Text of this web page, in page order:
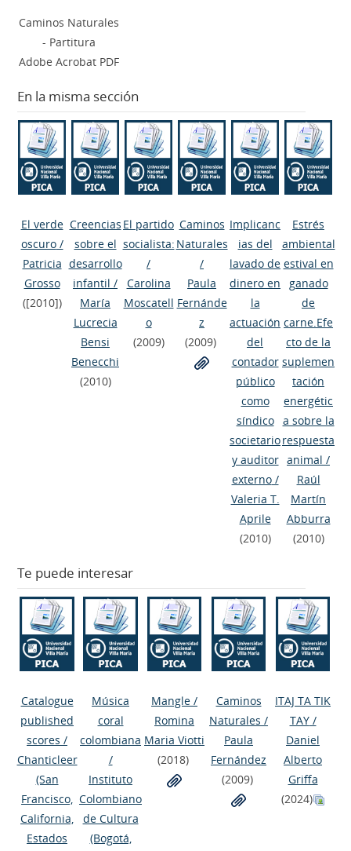
Caminos Naturales
- Partitura
Adobe Acrobat PDF
En la misma sección
El verde
oscuro/
Patricia
Grosso
([2010])
Creencias
sobre el
desarrollo
infantil /
María
Lucrecia
Bensi
Benecchi
(2010)
El partido
socialista:
/
Carolina
Moscatell
o
(2009)
Caminos
Naturales
/
Paula
Fernánde
z
(2009)
Implicanc
ias del
lavado de
dinero en
la
actuación
del
contador
público
como
síndico
societario
y auditor
externo/
Valeria T.
Aprile
(2010)
Estrés
ambiental
estival en
ganado
de
carne.Efe
cto de la
suplemen
tación
energétic
a sobre la
respuesta
animal /
Raúl
Martín
Abburra
(2010)
Te puede interesar
Catalogue
published
scores /
Chanticleer
(San
Francisco,
California,
Estados
Música
coral
colombiana
/
Instituto
Colombiano
de Cultura
(Bogotá,
Mangle /
Romina
Maria Viotti
(2018)
Caminos
Naturales /
Paula
Fernández
(2009)
ITAJ TA TIK
TAY/
Daniel
Alberto
Griffa
(2024)